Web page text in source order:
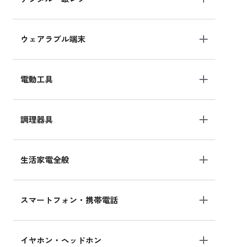
ウェアラブル端末
電動工具
調理器具
生活家電全般
スマートフォン・携帯電話
イヤホン・ヘッドホン